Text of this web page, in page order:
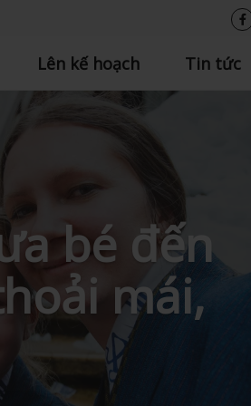
Lên kế hoạch Tin tức
bé đến
mái,